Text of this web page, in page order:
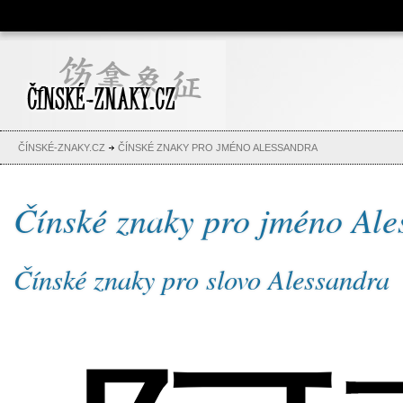
Čínské znaky, česko-čínský
slovník, abeceda, jména,
tetování
ČÍNSKÉ-ZNAKY.CZ ČÍNSKÉ ZNAKY PRO JMÉNO ALESSANDRA
Čínské znaky pro jméno
Čínské znaky pro slovo Alessandra